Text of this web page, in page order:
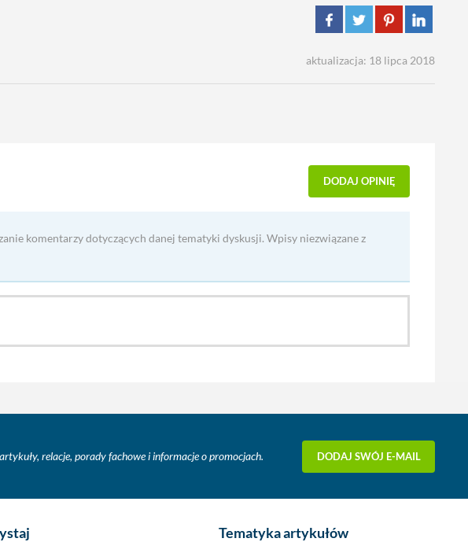
aktualizacja: 18 lipca 2018
DODAJ OPINIĘ
komentarzy dotyczących danej tematyki dyskusji. Wpisy niezwiązane z
relacje, porady fachowe i informacje o promocjach. DODAJ SWÓJ E-MAIL
Tematyka artykułów